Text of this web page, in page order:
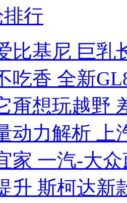
行
比基尼 巨乳
吃香 全新
甭想玩越野
动力解析 上
家 一汽-大
升 斯柯达新